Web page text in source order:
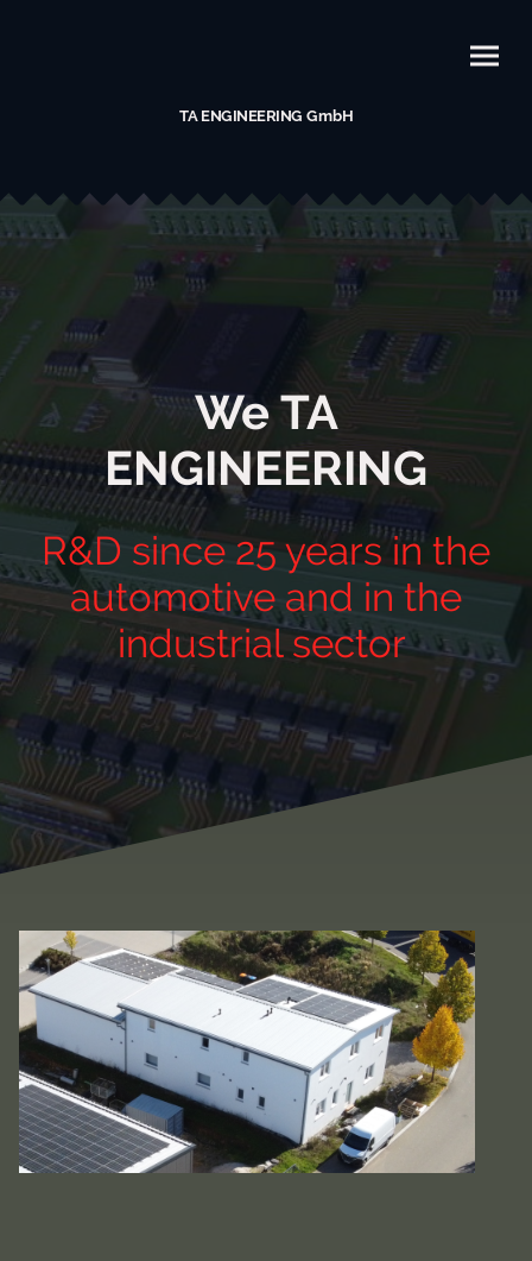
TA ENGINEERING GmbH
We TA
ENGINEERING
R&D since 25 years in the
automotive and in the
industrial sector